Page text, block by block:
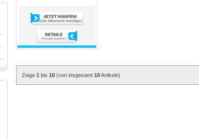
Zeige 1 bis 10 (von insgesamt 10Artikeln)